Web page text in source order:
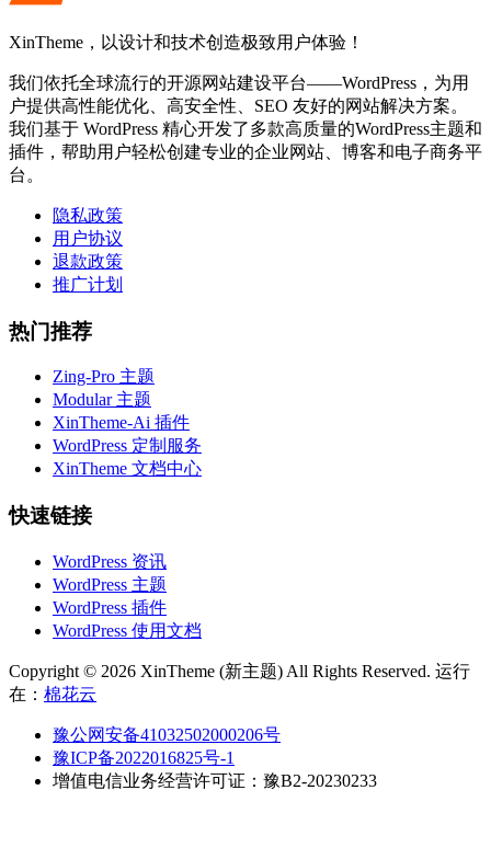
XinTheme，以设计和技术创造极致用户体验！
我们依托全球流行的开源网站建设平台——WordPress，为用
户提供高性能优化、高安全性、SEO 友好的网站解决方案。
我们基于 WordPress 精心开发了多款高质量的WordPress主题和
插件，帮助用户轻松创建专业的企业网站、博客和电子商务平
台。
隐私政策
用户协议
退款政策
推广计划
热门推荐
Zing-Pro 主题
Modular 主题
XinTheme-Ai 插件
WordPress 定制服务
XinTheme 文档中心
快速链接
WordPress 资讯
WordPress 主题
WordPress 插件
WordPress 使用文档
Copyright © 2026 XinTheme (新主题) All Rights Reserved. 运行
在： 棉花云
豫公网安备41032502000206号
豫ICP备2022016825号-1
增值电信业务经营许可证：豫B2-20230233